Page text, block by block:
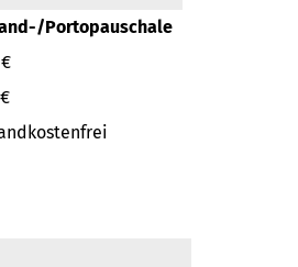
Portopauschale